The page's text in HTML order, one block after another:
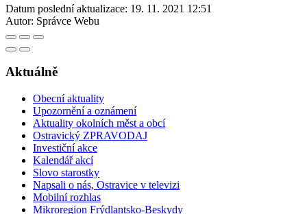
Datum poslední aktualizace: 19. 11. 2021 12:51
Autor: Správce Webu
Aktuálně
Obecní aktuality
Upozornění a oznámení
Aktuality okolních měst a obcí
Ostravický ZPRAVODAJ
Investiční akce
Kalendář akcí
Slovo starostky
Napsali o nás, Ostravice v televizi
Mobilní rozhlas
Mikroregion Frýdlantsko-Beskydy